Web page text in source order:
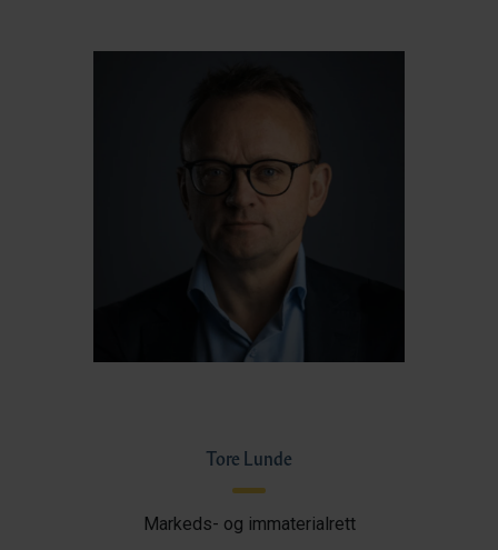
Tore Lunde
Markeds- og immaterialrett